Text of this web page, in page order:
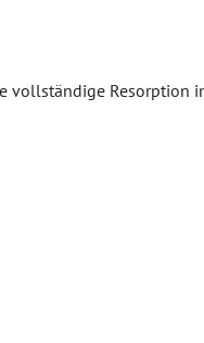
Resorption